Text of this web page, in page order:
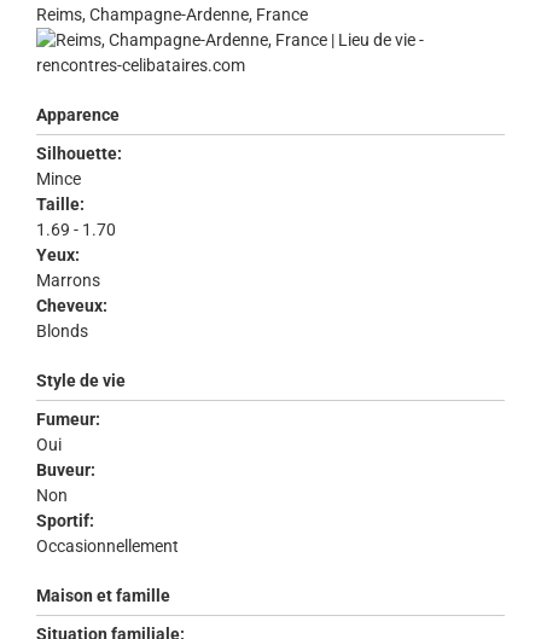
Reims, Champagne-Ardenne, France
Apparence
Silhouette:
Mince
Taille:
1.69 - 1.70
Yeux:
Marrons
Cheveux:
Blonds
Style de vie
Fumeur:
Oui
Buveur:
Non
Sportif:
Occasionnellement
Maison et famille
Situation familiale: